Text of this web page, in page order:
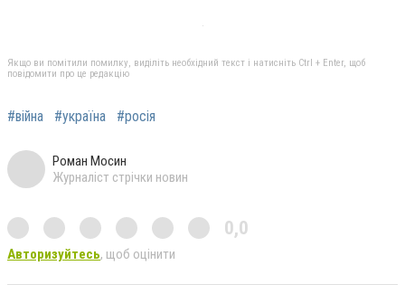
Якщо ви помітили помилку, виділіть необхідний текст і натисніть Ctrl + Enter, щоб
повідомити про це редакцію
#війна #україна #росія
Роман Мосин
Журналіст стрічки новин
0,0
Авторизуйтесь, щоб оцінити